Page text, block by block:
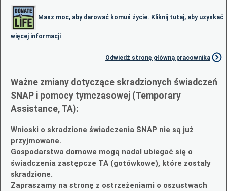
Masz moc, aby darować komuś życie. Kliknij tutaj, aby uzyskać
więcej informacji
Odwiedź stronę główną pracownika
Ważne zmiany dotyczące skradzionych świadczeń
SNAP i pomocy tymczasowej (Temporary
Assistance, TA):
Wnioski o skradzione świadczenia SNAP nie są już
przyjmowane.
Gospodarstwa domowe mogą nadal ubiegać się o
świadczenia zastępcze TA (gotówkowe), które zostały
skradzione.
Zapraszamy na stronę z ostrzeżeniami o oszustwach